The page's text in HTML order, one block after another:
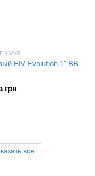
1 VVR
FIV Evolution 1" ВВ
грн
все